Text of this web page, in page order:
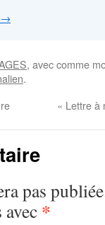
→
, avec comme
.
« Lettre
pas
*